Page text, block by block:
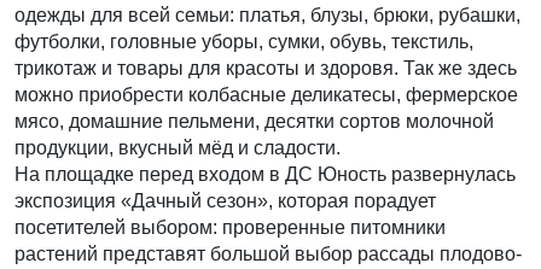
одежды для всей семьи: платья, блузы, брюки, рубашки,
футболки, головные уборы, сумки, обувь, текстиль,
трикотаж и товары для красоты и здоровя. Так же здесь
можно приобрести колбасные деликатесы, фермерское
мясо, домашние пельмени, десятки сортов молочной
продукции, вкусный мёд и сладости.
На площадке перед входом в ДС Юность развернулась
экспозиция «Дачный сезон», которая порадует
посетителей выбором: проверенные питомники
растений представят большой выбор рассады плодово-